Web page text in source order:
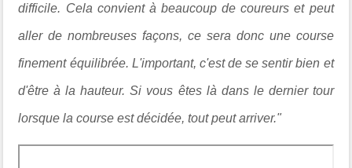
difficile. Cela convient à beaucoup de coureurs et peut
aller de nombreuses façons, ce sera donc une course
finement équilibrée. L'important, c'est de se sentir bien et
d'être à la hauteur. Si vous êtes là dans le dernier tour
lorsque la course est décidée, tout peut arriver."